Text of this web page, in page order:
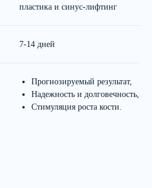
пластика и синус-лифтинг
7-14 дней
Прогнозируемый результат,
Надежность и долговечность,
Стимуляция роста кости.